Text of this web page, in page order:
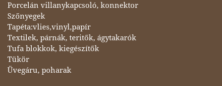
Porcelán villanykapcsoló, konnektor
Szőnyegek
Tapéta:vlies,vinyl,papír
Textilek, párnák, teritők, ágytakarók
Tufa blokkok, kiegészítők
Tükör
Üvegáru, poharak